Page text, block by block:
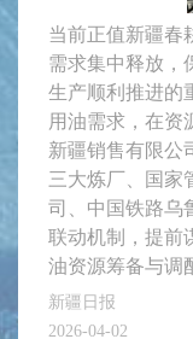
当前正值新疆春
需求集中释放，
生产顺利推进的
用油需求，在资
新疆销售有限公
三大炼厂、国家
司、中国铁路乌
联动机制，提前
油资源筹备与调
新疆日报
2026-04-02